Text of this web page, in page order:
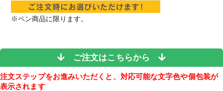
※ペン商品に限ります。
ご注文はこちらから
注文ステップをお進みいただくと、対応可能な文字色や個包装が
表示されます